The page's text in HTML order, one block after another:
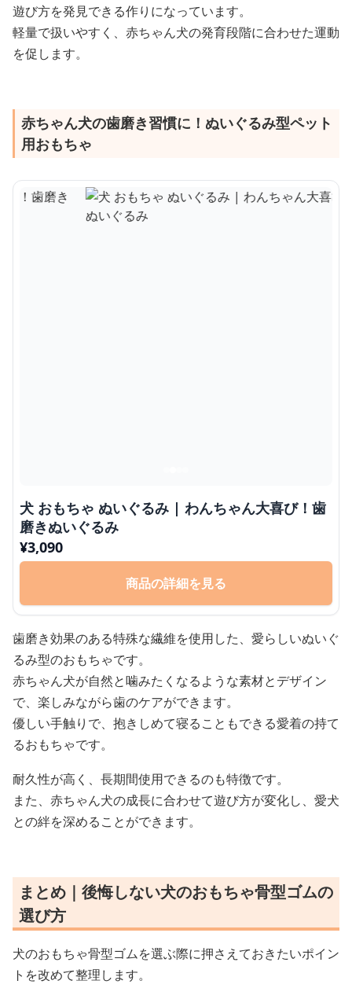
遊び方を発見できる作りになっています。
軽量で扱いやすく、赤ちゃん犬の発育段階に合わせた運動
を促します。
赤ちゃん犬の歯磨き習慣に！ぬいぐるみ型ペット
用おもちゃ
犬 おもちゃ ぬいぐるみ | わんちゃん大喜び！歯
磨きぬいぐるみ
¥3,090
商品の詳細を見る
歯磨き効果のある特殊な繊維を使用した、愛らしいぬいぐ
るみ型のおもちゃです。
赤ちゃん犬が自然と噛みたくなるような素材とデザイン
で、楽しみながら歯のケアができます。
優しい手触りで、抱きしめて寝ることもできる愛着の持て
るおもちゃです。
耐久性が高く、長期間使用できるのも特徴です。
また、赤ちゃん犬の成長に合わせて遊び方が変化し、愛犬
との絆を深めることができます。
まとめ｜後悔しない犬のおもちゃ骨型ゴムの
選び方
犬のおもちゃ骨型ゴムを選ぶ際に押さえておきたいポイン
トを改めて整理します。